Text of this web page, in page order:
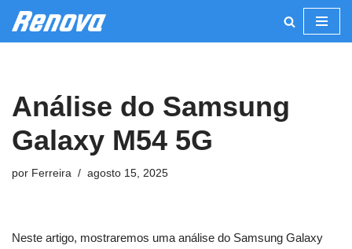
Pular
conteúdo
Análise do Samsung
Galaxy M54 5G
por Ferreira agosto 15, 2025
Neste artigo, mostraremos uma análise do Samsung Galaxy